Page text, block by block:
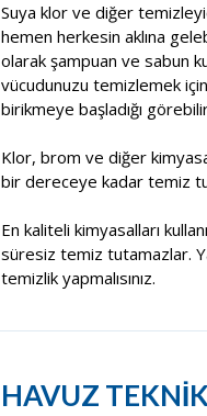
Suya klor ve diğer
hemen herkesin aklına
olarak şampuan ve sabun
vücudunuzu temizlemek
birikmeye başladığı
Klor, brom ve diğer
bir dereceye kadar temiz
En kaliteli kimyasalları
süresiz temiz tutamazlar.
temizlik yapmalısınız.
HAVUZ